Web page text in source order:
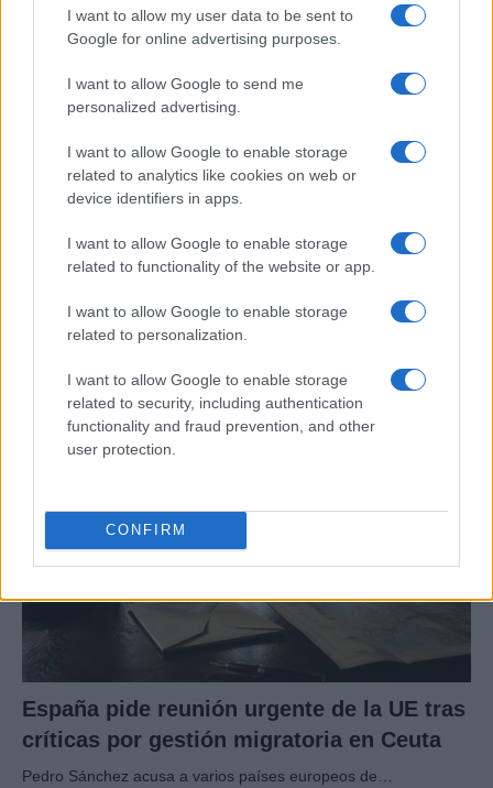
I want to allow my user data to be sent to
Google for online advertising purposes.
I want to allow Google to send me
personalized advertising.
I want to allow Google to enable storage
related to analytics like cookies on web or
device identifiers in apps.
I want to allow Google to enable storage
related to functionality of the website or app.
I want to allow Google to enable storage
related to personalization.
I want to allow Google to enable storage
related to security, including authentication
functionality and fraud prevention, and other
user protection.
CONFIRM
POLÍTICA
Crisis migratoria en Ceuta: La UE dividida
entre el apoyo a España y las demandas
de Italia
La crisis migratoria en Ceuta ha desatado tensiones…
España pide reunión urgente de la UE tras
críticas por gestión migratoria en Ceuta
Pedro Sánchez acusa a varios países europeos de…